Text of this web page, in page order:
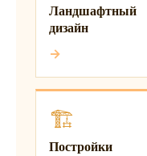
Ландшафтный
дизайн
→
🏗️
Постройки